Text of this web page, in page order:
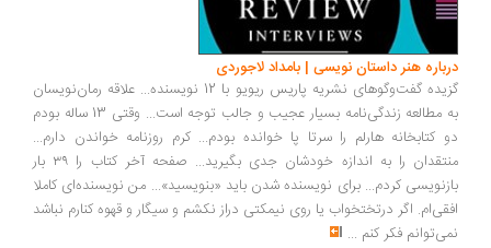
درباره هنر داستان نویسی | بامداد لاجوردی
گزیده گفت‌وگوهای نشریه پاریس ریویو با 12 نویسنده... علاقه رمان‌نویسان
به مطالعه زندگی‌نامه بسیار عجیب و جالب توجه است... وقتی 13 ساله بودم
دو کتابخانه هارلم را سرتا پا خوانده بودم... کرم روزنامه خواندن دارم...
منتقدان را به اندازه خودشان جدی بگیرید... صفحه آخر کتاب را ۳۹ بار
بازنویسی کردم... برای نویسنده شدن باید «بنویسید»... من نویسنده‌ای کاملا
افقی‌ام. اگر درتختخواب یا روی نیمکتی دراز نکشم و سیگار و قهوه کنارم نباشد
نمی‌توانم فکر کنم ...